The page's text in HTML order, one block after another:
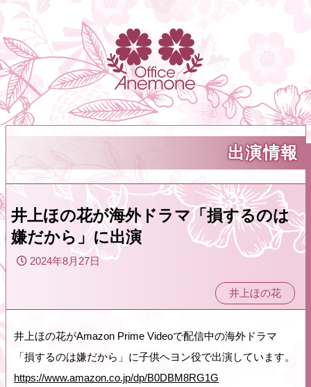
出演情報
井上ほの花が海外ドラマ「損するのは
嫌だから」に出演
2024年8月27日
井上ほの花
井上ほの花がAmazon Prime Videoで配信中の海外ドラマ
「損するのは嫌だから」に子供ヘヨン役で出演しています。
https://www.amazon.co.jp/dp/B0DBM8RG1G